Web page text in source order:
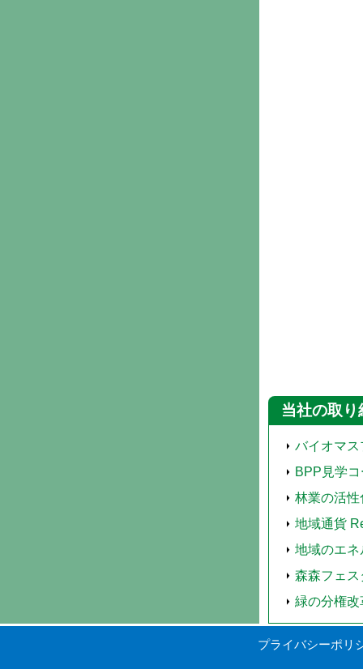
当社の取り
バイオマス
BPP見学
林業の活性
地域通貨
地域のエ
森森フェ
緑の分権改
プライバシーポリ